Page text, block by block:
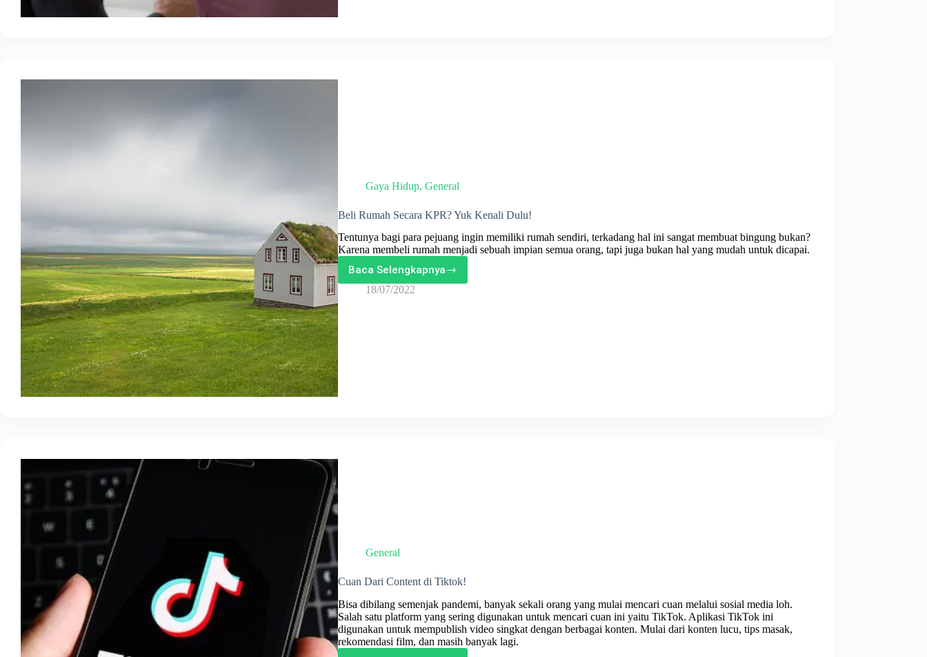
Gaya Hidup, General
Beli Rumah Secara KPR? Yuk Kenali Dulu!
Tentunya bagi para pejuang ingin memiliki rumah sendiri, terkadang hal ini sangat membuat bingung bukan?
Karena membeli rumah menjadi sebuah impian semua orang, tapi juga bukan hal yang mudah untuk dicapai.
Baca Selengkapnya
Beli
Rumah
18/07/2022
General
Cuan Dari Content di Tiktok!
Bisa dibilang semenjak pandemi, banyak sekali orang yang mulai mencari cuan melalui sosial media loh.
Salah satu platform yang sering digunakan untuk mencari cuan ini yaitu TikTok. Aplikasi TikTok ini
digunakan untuk mempublish video singkat dengan berbagai konten. Mulai dari konten lucu, tips masak,
rekomendasi film, dan masih banyak lagi.